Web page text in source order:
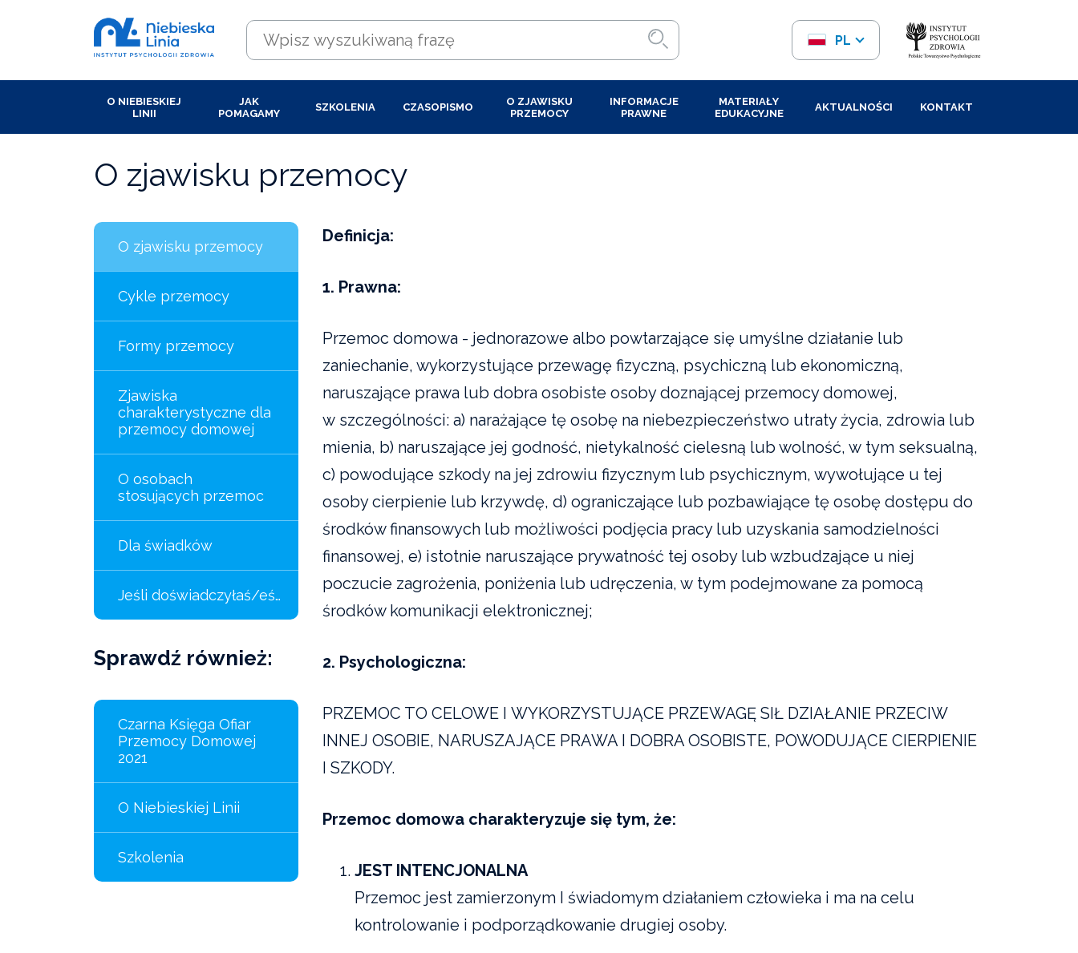
PL
EN
O NIEBIESKIEJ
LINII
JAK
POMAGAMY
SZKOLENIA CZASOPISMO
O ZJAWISKU
PRZEMOCY
INFORMACJE
PRAWNE
MATERIAŁY
EDUKACYJNE
AKTUALNOŚCI KONTAKT
O zjawisku przemocy
O zjawisku przemocy
Cykle przemocy
Formy przemocy
Zjawiska
charakterystyczne dla
przemocy domowej
O osobach
stosujących przemoc
Dla świadków
Jeśli doświadczyłaś/eś…
Sprawdź również:
Czarna Księga Ofiar
Przemocy Domowej
2021
O Niebieskiej Linii
Szkolenia
Definicja:
1. Prawna:
Przemoc domowa - jednorazowe albo powtarzające się umyślne działanie lub
zaniechanie, wykorzystujące przewagę fizyczną, psychiczną lub ekonomiczną,
naruszające prawa lub dobra osobiste osoby doznającej przemocy domowej,
w szczególności: a) narażające tę osobę na niebezpieczeństwo utraty życia, zdrowia lub
mienia, b) naruszające jej godność, nietykalność cielesną lub wolność, w tym seksualną,
c) powodujące szkody na jej zdrowiu fizycznym lub psychicznym, wywołujące u tej
osoby cierpienie lub krzywdę, d) ograniczające lub pozbawiające tę osobę dostępu do
środków finansowych lub możliwości podjęcia pracy lub uzyskania samodzielności
finansowej, e) istotnie naruszające prywatność tej osoby lub wzbudzające u niej
poczucie zagrożenia, poniżenia lub udręczenia, w tym podejmowane za pomocą
środków komunikacji elektronicznej;
2. Psychologiczna:
PRZEMOC TO CELOWE I WYKORZYSTUJĄCE PRZEWAGĘ SIŁ DZIAŁANIE PRZECIW
INNEJ OSOBIE, NARUSZAJĄCE PRAWA I DOBRA OSOBISTE, POWODUJĄCE CIERPIENIE
I SZKODY.
Przemoc domowa charakteryzuje się tym, że:
JEST INTENCJONALNA
Przemoc jest zamierzonym I świadomym działaniem człowieka i ma na celu
kontrolowanie i podporządkowanie drugiej osoby.